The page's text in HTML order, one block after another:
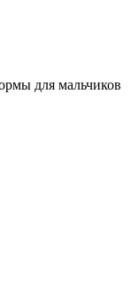
для мальчиков